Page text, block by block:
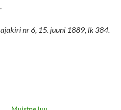
nr 6, 15. juuni 1889, lk 384.